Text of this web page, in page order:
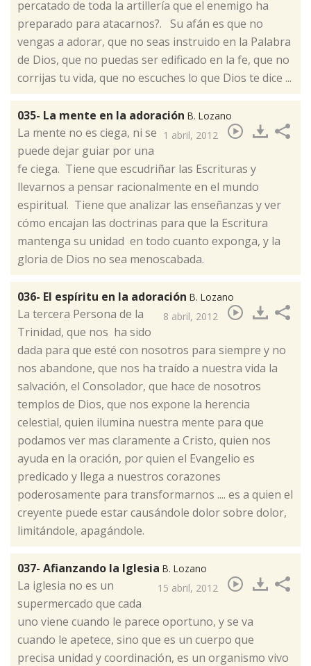
percatado de toda la artillería que el enemigo ha
preparado para atacarnos?. Su afán es que no
vengas a adorar, que no seas instruido en la Palabra
de Dios, que no puedas ser edificado en la fe, que no
corrijas tu vida, que no escuches lo que Dios te dice ...
035- La mente en la adoración B. Lozano
1 abril, 2012
​La mente no es ciega, ni se
puede dejar guiar por una
fe ciega. Tiene que escudriñar las Escrituras y
llevarnos a pensar racionalmente en el mundo
espiritual. Tiene que analizar las enseñanzas y ver
cómo encajan las doctrinas para que la Escritura
mantenga su unidad en todo cuanto exponga, y la
gloria de Dios no sea menoscabada.
036- El espíritu en la adoración B. Lozano
8 abril, 2012
​La tercera Persona de la
Trinidad, que nos ha sido
dada para que esté con nosotros para siempre y no
nos abandone, que nos ha traído a nuestra vida la
salvación, el Consolador, que hace de nosotros
templos de Dios, que nos expone la herencia
celestial, quien ilumina nuestra mente para que
podamos ver mas claramente a Cristo, quien nos
ayuda en la oración, por quien el Evangelio es
predicado y llega a nuestros corazones
poderosamente para transformarnos .... es a quien el
creyente puede estar causándole dolor sobre dolor,
limitándole, apagándole.
037- Afianzando la Iglesia B. Lozano
15 abril, 2012
​La iglesia no es un
supermercado que cada
uno viene cuando le parece oportuno, y se va
cuando le apetece, sino que es un cuerpo que
precisa unidad y coordinación, es un organismo vivo